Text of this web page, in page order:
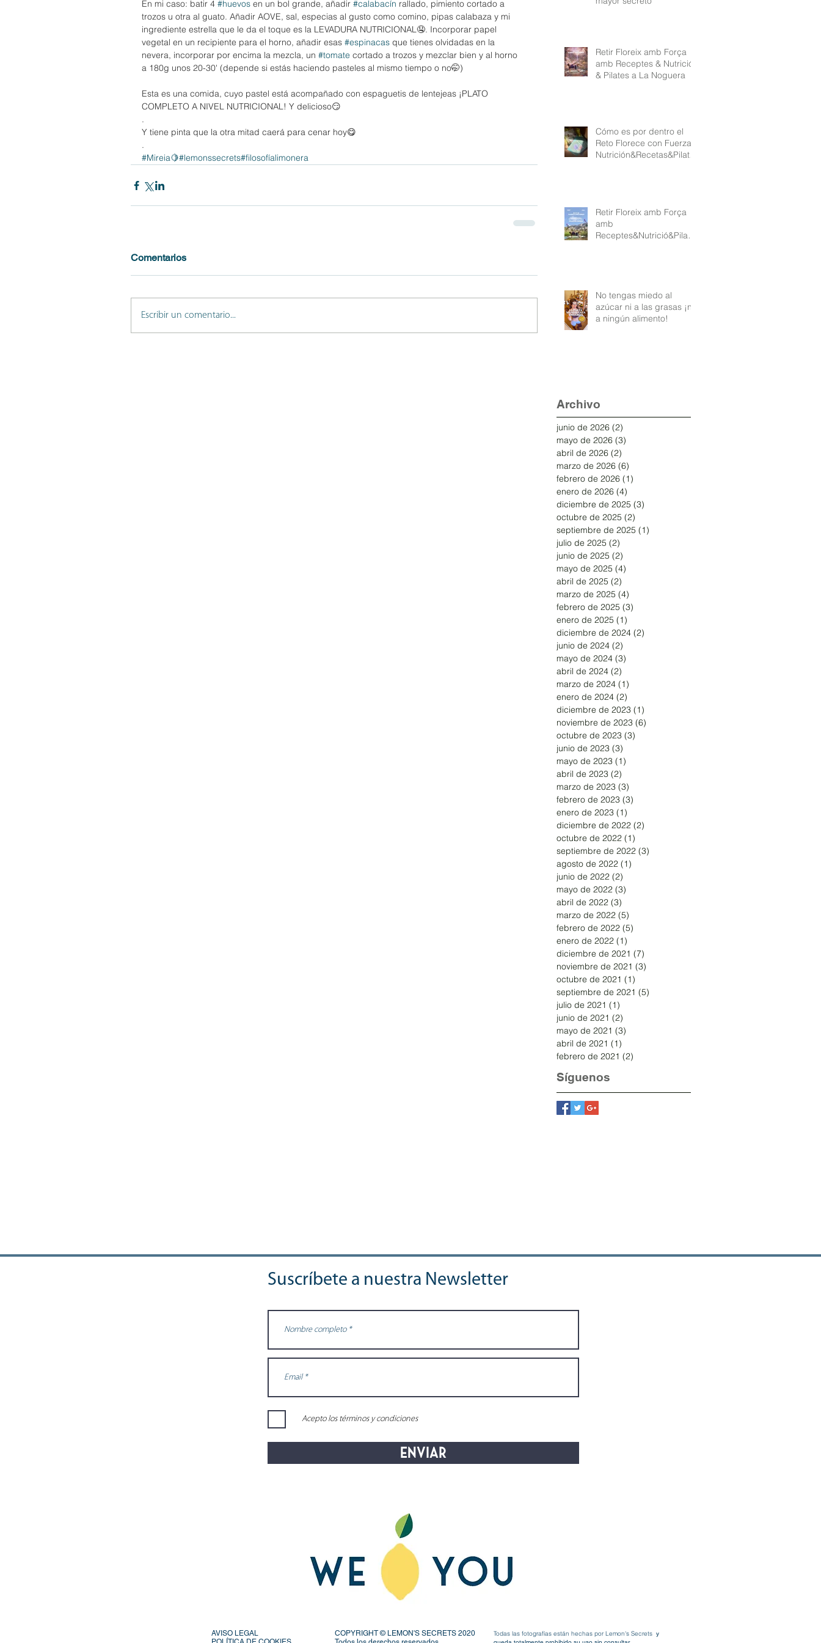
En mi caso: batir 4 #huevos en un bol grande, añadir #calabacín rallado, pimiento cortado a
trozos u otra al guato. Añadir AOVE, sal, especias al gusto como comino, pipas calabaza y mi
ingrediente estrella que le da el toque es la LEVADURA NUTRICIONAL🤤. Incorporar papel
vegetal en un recipiente para el horno, añadir esas #espinacas que tienes olvidadas en la
nevera, incorporar por encima la mezcla, un #tomate cortado a trozos y mezclar bien y al horno
a 180g unos 20-30' (depende si estás haciendo pasteles al mismo tiempo o no🤭)
Esta es una comida, cuyo pastel está acompañado con espaguetis de lentejeas ¡PLATO
COMPLETO A NIVEL NUTRICIONAL! Y delicioso😏
.
Y tiene pinta que la otra mitad caerá para cenar hoy😋
.
#Mireia🍋#lemonssecrets#filosofíalimonera
Comentarios
Escribir un comentario...
Retir Floreix amb Força
amb Receptes & Nutrició
& Pilates a La Noguera
Cómo es por dentro el
Reto Florece con Fuerza
Nutrición&Recetas&Pilate
Retir Floreix amb Força
amb
Receptes&Nutrició&Pilate
No tengas miedo al
azúcar ni a las grasas ¡ni
a ningún alimento!
Archivo
junio de 2026 (2)
mayo de 2026 (3)
abril de 2026 (2)
marzo de 2026 (6)
febrero de 2026 (1)
enero de 2026 (4)
diciembre de 2025 (3)
octubre de 2025 (2)
septiembre de 2025 (1)
julio de 2025 (2)
junio de 2025 (2)
mayo de 2025 (4)
abril de 2025 (2)
marzo de 2025 (4)
febrero de 2025 (3)
enero de 2025 (1)
diciembre de 2024 (2)
junio de 2024 (2)
mayo de 2024 (3)
abril de 2024 (2)
marzo de 2024 (1)
enero de 2024 (2)
diciembre de 2023 (1)
noviembre de 2023 (6)
octubre de 2023 (3)
junio de 2023 (3)
mayo de 2023 (1)
abril de 2023 (2)
marzo de 2023 (3)
febrero de 2023 (3)
enero de 2023 (1)
diciembre de 2022 (2)
octubre de 2022 (1)
septiembre de 2022 (3)
agosto de 2022 (1)
junio de 2022 (2)
mayo de 2022 (3)
abril de 2022 (3)
marzo de 2022 (5)
febrero de 2022 (5)
enero de 2022 (1)
diciembre de 2021 (7)
noviembre de 2021 (3)
octubre de 2021 (1)
septiembre de 2021 (5)
julio de 2021 (1)
junio de 2021 (2)
mayo de 2021 (3)
abril de 2021 (1)
febrero de 2021 (2)
Síguenos
Suscríbete a nuestra Newsletter
Acepto los términos y condiciones
Enviar
AVISO LEGAL
COPYRIGHT © LEMON'S SECRETS 2020
Todas las fotografías están hechas por Lemon's Secrets y